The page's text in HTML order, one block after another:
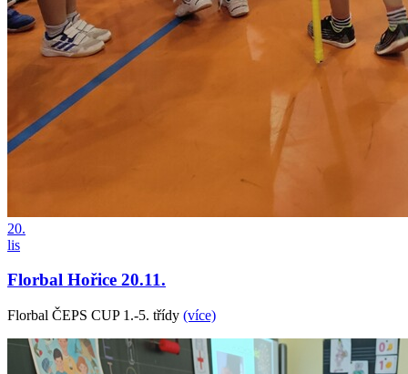
20.
lis
Florbal Hořice 20.11.
Florbal ČEPS CUP 1.-5. třídy (více)